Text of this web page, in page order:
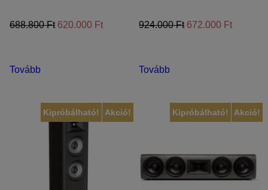
688.800 Ft 620.000 Ft
Tovább
924.000 Ft 672.000 Ft
Tovább
Akció!
Kipróbálható! Akció!
Kipróbálható!